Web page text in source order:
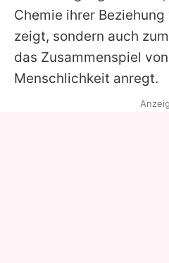
Chemie ihrer
zeigt, sondern auch
das Zusammenspiel
Menschlichkeit anregt.